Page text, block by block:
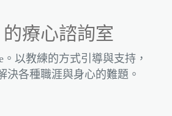
的療心諮詢室
。以教練的方式引導與支持，
決各種職涯與身心的難題。